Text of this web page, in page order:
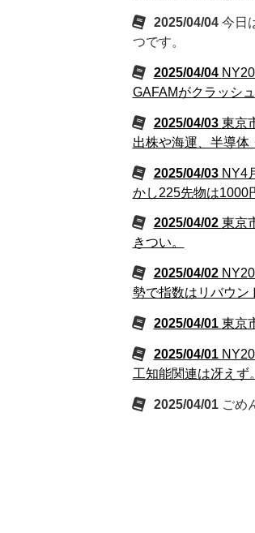
2025/04/04 今日
つです。
2025/04/04
GAFAMがクラッシ
2025/04/03 東京
出株や海運、半導体
2025/04/03 NY4
かし225先物は1000
2025/04/02 東京
きつい。
2025/04/02
勢で指数はリバウン
2025/04/01 東京
2025/04/01
工知能関連は冴えず。
2025/04/01 ごめ